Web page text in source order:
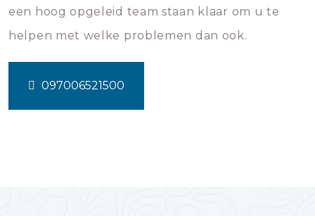
een hoog opgeleid team staan klaar om u te
helpen met welke problemen dan ook.
097006521500